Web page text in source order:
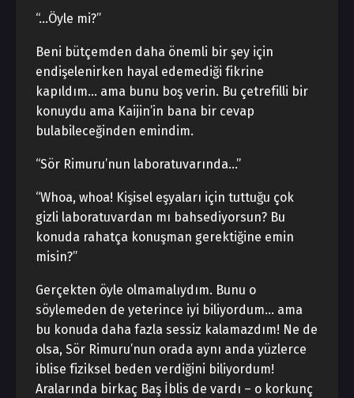
“…Öyle mi?”
Beni bütçemden daha önemli bir şey için
endişelenirken hayal edemediği fikrine
kapıldım… ama bunu boş verin. Bu çetrefilli bir
konuydu ama Kaijin’in bana bir cevap
bulabileceğinden emindim.
“Sör Rimuru’nun laboratuvarında…”
“Whoa, whoa! Kişisel eşyaları için tuttuğu çok
gizli laboratuvardan mı bahsediyorsun? Bu
konuda rahatça konuşman gerektiğine emin
misin?”
Gerçekten öyle olmamalıydım. Bunu o
söylemeden de yeterince iyi biliyordum… ama
bu konuda daha fazla sessiz kalamazdım! Ne de
olsa, Sör Rimuru’nun orada aynı anda yüzlerce
iblise fiziksel beden verdiğini biliyordum!
Aralarında birkaç Baş İblis de vardı – o korkunç